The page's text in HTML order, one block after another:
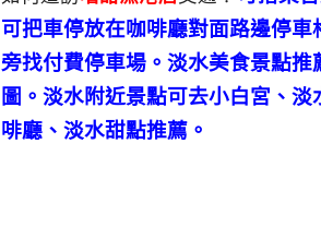
可把車停放在咖啡廳對面路邊停車
旁找付費停車場。淡水美食景點
圖。淡水附近景點可去小白宮、
啡廳、淡水甜點推薦。